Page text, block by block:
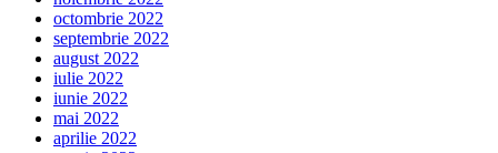
octombrie 2022
septembrie 2022
august 2022
iulie 2022
iunie 2022
mai 2022
aprilie 2022